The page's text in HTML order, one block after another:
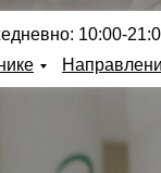
10:00-